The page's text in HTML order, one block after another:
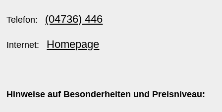
Telefon: (04736) 446
Internet: Homepage
Hinweise auf Besonderheiten und Preisniveau: